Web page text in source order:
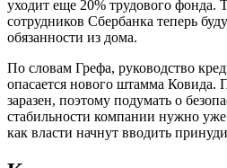
Эксперт Анатолий Альштейн
омикроном, может завершиться в
инфекции, и россиянам еще рано
специалиста, вовремя
можно минимизировать риски.
Оцените статью